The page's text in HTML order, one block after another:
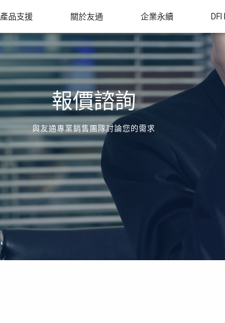
產品支援 關於友通 企業永續
報價諮詢
與友通專業銷售團隊討論您的需求